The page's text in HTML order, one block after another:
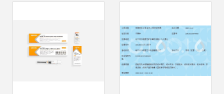
围？